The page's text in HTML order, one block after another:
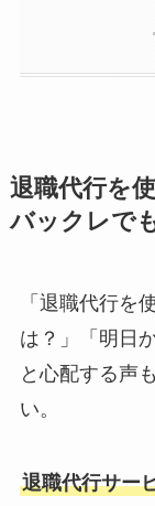
退職代行を
バックレで
「退職代行を
は？」「明日
と心配する声
い。
退職代行サー